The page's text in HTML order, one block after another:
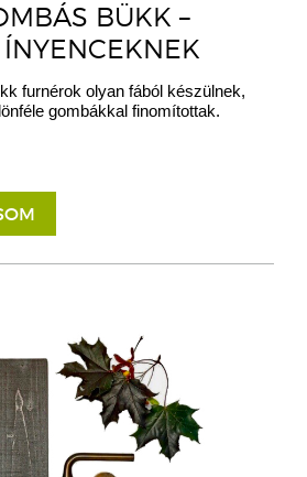
BÜKK –
furnérok olyan fából készülnek,
gombákkal finomítottak.